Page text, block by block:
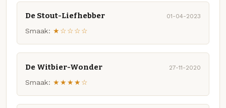
De Stout-Liefhebber 01-04-2023
Smaak: ★☆☆☆☆
De Witbier-Wonder 27-11-2020
Smaak: ★★★★☆